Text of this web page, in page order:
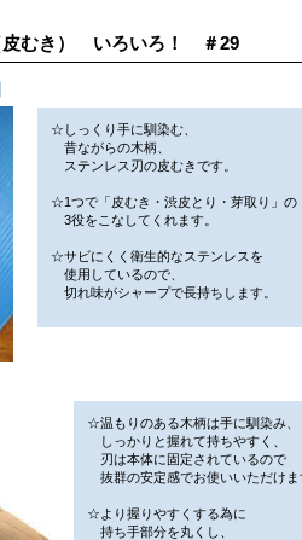
皮むき） いろいろ！ ＃29
☆しっくり手に馴染む、
昔ながらの木柄、
ステンレス刃の皮むきです。
☆1つで「皮むき・渋皮とり・芽取り」の
3役をこなしてくれます。
☆サビにくく衛生的なステンレスを
使用しているので、
切れ味がシャープで長持ちします。
☆温もりのある木柄は手に馴染み、
しっかりと握れて持ちやすく、
刃は本体に固定されているので
抜群の安定感でお使いいただけま
☆より握りやすくする為に
持ち手部分を丸くし、